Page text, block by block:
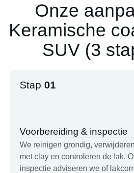
Onze
Keramische
SUV (3
Stap 01
Voorbereiding & inspectie
We reinigen grondig,
met clay en controleren de lak.
inspectie adviseren we of